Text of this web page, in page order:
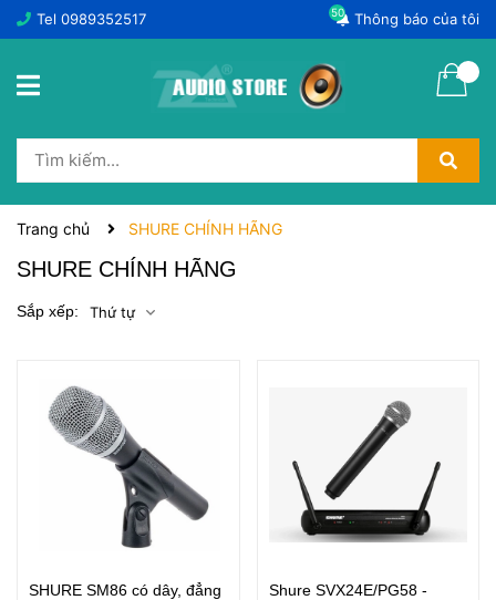
Tel 0989352517 Thông báo của tôi
50
Trang chủ SHURE CHÍNH HÃNG
SHURE CHÍNH HÃNG
Sắp xếp: Thứ tự
SHURE SM86 có dây, đẳng
Shure SVX24E/PG58 -